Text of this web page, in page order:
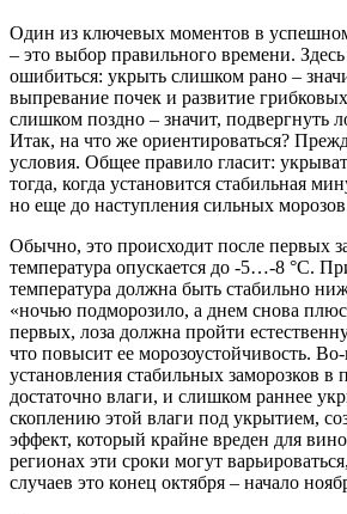
Один из ключевых моментов в
– это выбор правильного времени.
ошибиться: укрыть слишком рано –
выпревание почек и развитие
слишком поздно – значит, подвергнуть
Итак, на что же ориентироваться?
условия. Общее правило гласит:
тогда, когда установится стабильная
но еще до наступления сильных
Обычно, это происходит после первых
температура опускается до -5…-8 °C.
температура должна быть стабильно
«ночью подморозило, а днем снова
первых, лоза должна пройти
что повысит ее морозоустойчивость.
установления стабильных заморозков
достаточно влаги, и слишком раннее
скоплению этой влаги под укрытием,
эффект, который крайне вреден для
регионах эти сроки могут
случаев это конец октября – начало